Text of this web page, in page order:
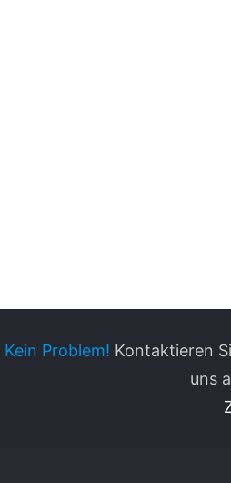
Kein Problem! Kontaktieren
uns